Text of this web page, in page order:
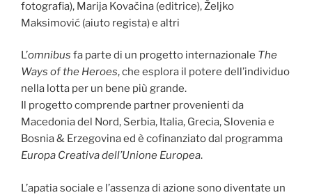
fotografia), Marija Kovačina (editrice), Željko
Maksimović (aiuto regista) e altri
L’omnibus fa parte di un progetto internazionale The
Ways of the Heroes, che esplora il potere dell’individuo
nella lotta per un bene più grande.
Il progetto comprende partner provenienti da
Macedonia del Nord, Serbia, Italia, Grecia, Slovenia e
Bosnia & Erzegovina ed è cofinanziato dal programma
Europa Creativa dell’Unione Europea.
L’apatia sociale e l’assenza di azione sono diventate un